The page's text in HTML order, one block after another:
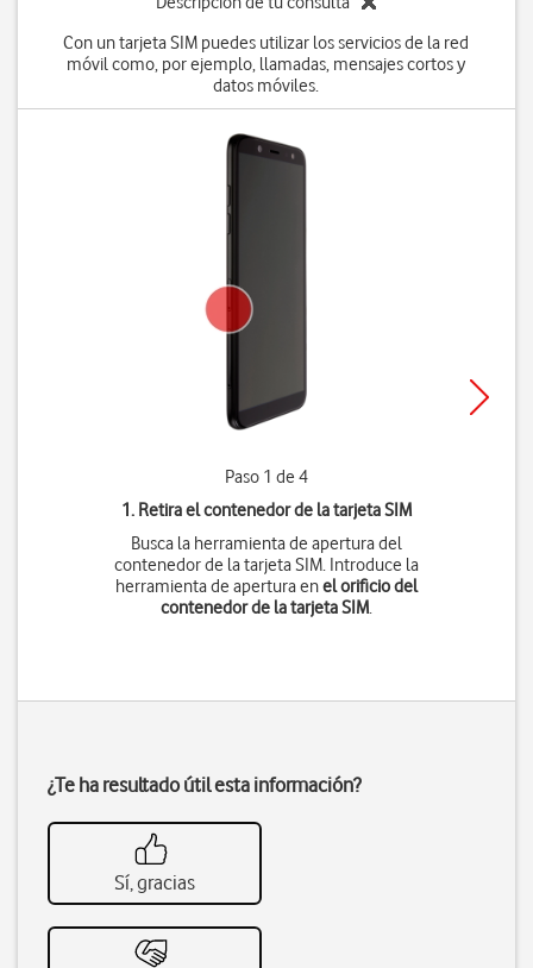
Con un tarjeta SIM puedes utilizar los servicios de la red
móvil como, por ejemplo, llamadas, mensajes cortos y
datos móviles.
Paso 1 de 4
1. Retira el contenedor de la tarjeta SIM
Busca la herramienta de apertura del
contenedor de la tarjeta SIM. Introduce la
herramienta de apertura enel orificio del
contenedor de la tarjeta SIM.
¿Te ha resultado útil esta información?
Sí, gracias